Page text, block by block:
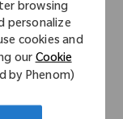
browsing
personalize
cookies and
ourCookie
by Phenom)
経由で聞くこと
なります。